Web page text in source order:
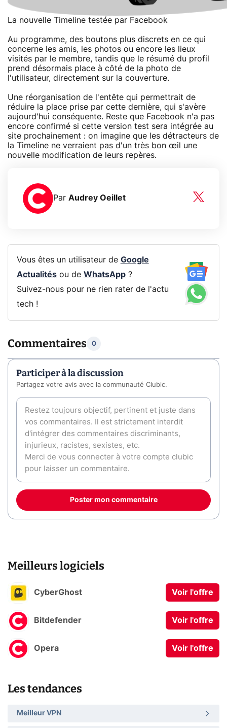
La nouvelle Timeline testée par Facebook
Au programme, des boutons plus discrets en ce qui
concerne les amis, les photos ou encore les lieux
visités par le membre, tandis que le résumé du profil
prend désormais place à côté de la photo de
l'utilisateur, directement sur la couverture.
Une réorganisation de l'entête qui permettrait de
réduire la place prise par cette dernière, qui s'avère
aujourd'hui conséquente. Reste que Facebook n'a pas
encore confirmé si cette version test sera intégrée au
site prochainement : on imagine que les détracteurs de
la Timeline ne verraient pas d'un très bon œil une
nouvelle modification de leurs repères.
Par Audrey Oeillet
Vous êtes un utilisateur de Google
Actualitésou de WhatsApp?
Suivez-nous pour ne rien rater de l'actu
tech !
Commentaires 0
Participer à la discussion
Partagez votre avis avec la communauté Clubic.
Poster mon commentaire
Meilleurs logiciels
CyberGhost Voir l'offre
Bitdefender Voir l'offre
Opera Voir l'offre
Les tendances
Meilleur VPN